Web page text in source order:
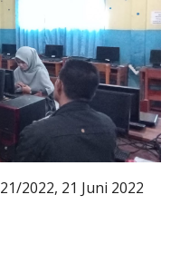
2022, 21 Juni 2022